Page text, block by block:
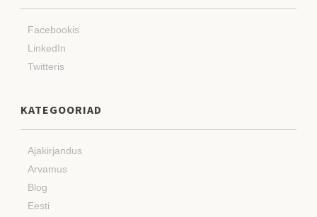
Facebookis
LinkedIn
Twitteris
KATEGOORIAD
Ajakirjandus
Arvamus
Blog
Eesti